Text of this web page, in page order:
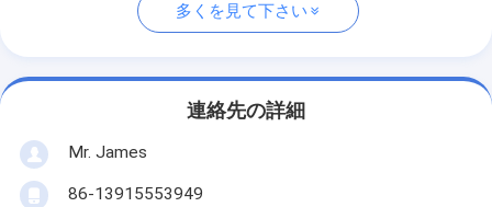
多くを見て下さい
連絡先の詳細
Mr. James
86-13915553949